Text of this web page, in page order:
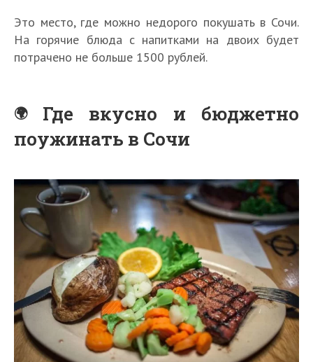
Это место, где можно недорого покушать в Сочи.
На горячие блюда с напитками на двоих будет
потрачено не больше 1500 рублей.
Где вкусно и бюджетно
поужинать в Сочи